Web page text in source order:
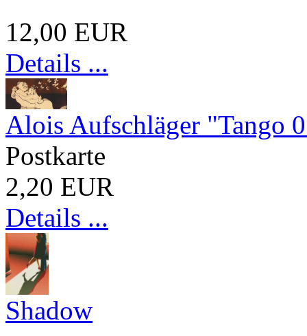
12,00 EUR
Details ...
Alois Aufschläger "Tango
Postkarte
2,20 EUR
Details ...
Shadow